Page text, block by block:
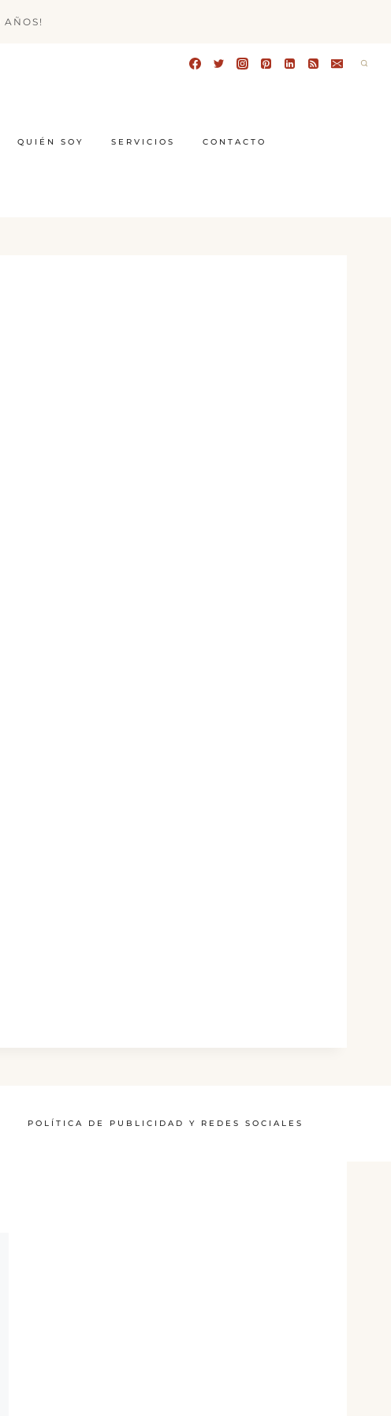
AÑOS!
QUIÉN SOY SERVICIOS CONTACTO
POLÍTICA DE PUBLICIDAD Y REDES SOCIALES